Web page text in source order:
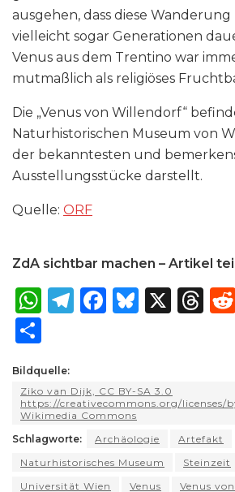
ausgehen, dass diese
vielleicht sogar Generationen
Venus aus dem Trentino war
mutmaßlich als religiöses
Die „Venus von Willendorf“
Naturhistorischen Museum von
der bekanntesten und
Ausstellungsstücke darstellt.
Quelle: ORF
ZdA sichtbar machen – Artikel
W
ts
A
p
p
T
ra
m
F
b
o
o
k
B
k
y
X
T
d
s
ar
e
Bildquelle:
Ziko van Dijk, CC BY-SA 3.0
https://creativecommons.org/licenses/
Wikimedia Commons
Schlagworte:
Archäologie
Artefakt
Naturhistorisches Museum
Steinzeit
Universität Wien
Venus Venus